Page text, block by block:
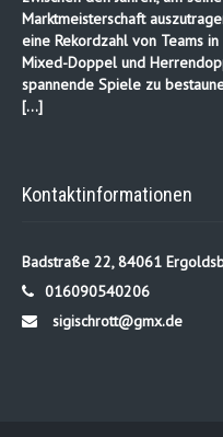
Marktmeisterschaft
eine Rekordzahl von Teams
Mixed-Doppel und
spannende Spiele zu
[…]
Kontaktinformationen
Badstraße 22, 84061
016090540206
sigischrott@gmx.de